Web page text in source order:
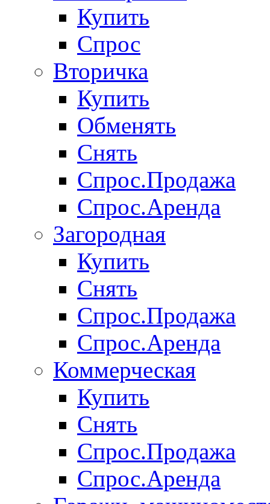
Купить
Спрос
Вторичка
Купить
Обменять
Снять
Спрос.Продажа
Спрос.Аренда
Загородная
Купить
Снять
Спрос.Продажа
Спрос.Аренда
Коммерческая
Купить
Снять
Спрос.Продажа
Спрос.Аренда